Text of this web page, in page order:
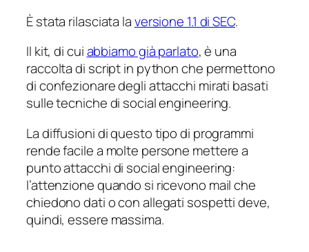
È stata rilasciata laversione 1.1 di SEC.
Il kit, di cuiabbiamo già parlato, è una
raccolta di script in python che permettono
di confezionare degli attacchi mirati basati
sulle tecniche di social engineering.
La diffusioni di questo tipo di programmi
rende facile a molte persone mettere a
punto attacchi di social engineering:
l’attenzione quando si ricevono mail che
chiedono dati o con allegati sospetti deve,
quindi, essere massima.